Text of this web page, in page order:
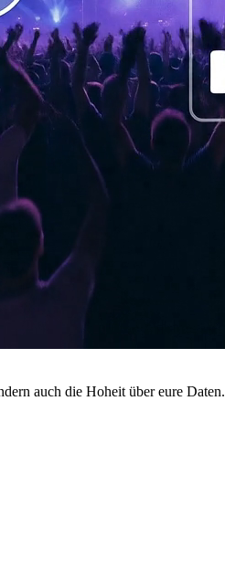
auch die Hoheit über eure Daten.